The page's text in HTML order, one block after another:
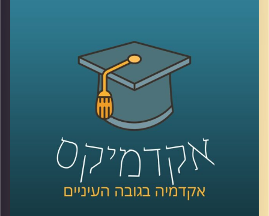
אלה באלה? דוקטור יעל פרג כהן מינץ מספרת
על פיתוחים וחידושים בשוק החשמל ומתארת
גם אותנו במילה שלא הכרתם – יצרכנים
כיצד התופעה משפיעה על
צריכת החשמל והאם בסופו של יום נצליח
להשפיע לטובה על פליטות גזי החממה? אולי
כדאי להתקין פאנלים סולאריים על גגות הבתים
?
קרדיט תמונות:AudioVersity